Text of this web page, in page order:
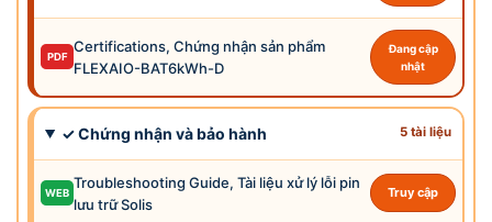
PDF
Certifications, Chứng nhận sản phẩm
FLEXAIO-BAT6kWh-D
Đang cập
nhật
✓ Chứng nhận và bảo hành 5 tài liệu
WEB
Troubleshooting Guide, Tài liệu xử lý lỗi pin
lưu trữ Solis
Truy cập